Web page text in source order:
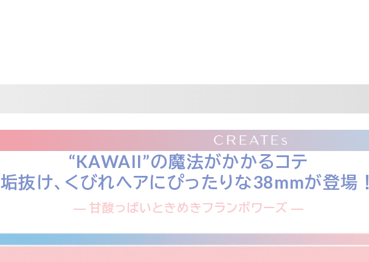
“KAWAII”の魔法がかかるコテ
垢抜け、くびれヘアにぴったりな38mmが登場！
― 甘酸っぱいときめきフランボワーズ ―